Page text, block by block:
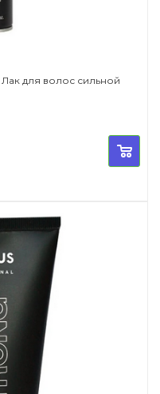
Лак для волос сильной